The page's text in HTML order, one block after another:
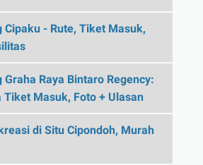
Cipaku - Rute, Tiket Masuk,
Graha Raya Bintaro Regency:
Tiket Masuk, Foto + Ulasan
di Situ Cipondoh, Murah